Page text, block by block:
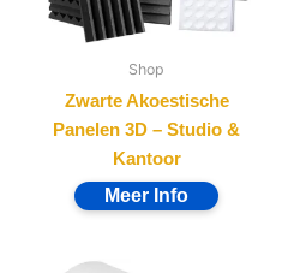
Shop
Zwarte Akoestische
Panelen 3D – Studio &
Kantoor